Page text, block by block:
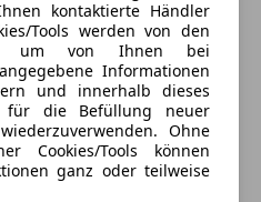
kontaktierte Händler
Tools werden von den
um von Ihnen bei
Informationen
und innerhalb dieses
für die Befüllung neuer
Ohne
Cookies/Tools können
ganz oder teilweise